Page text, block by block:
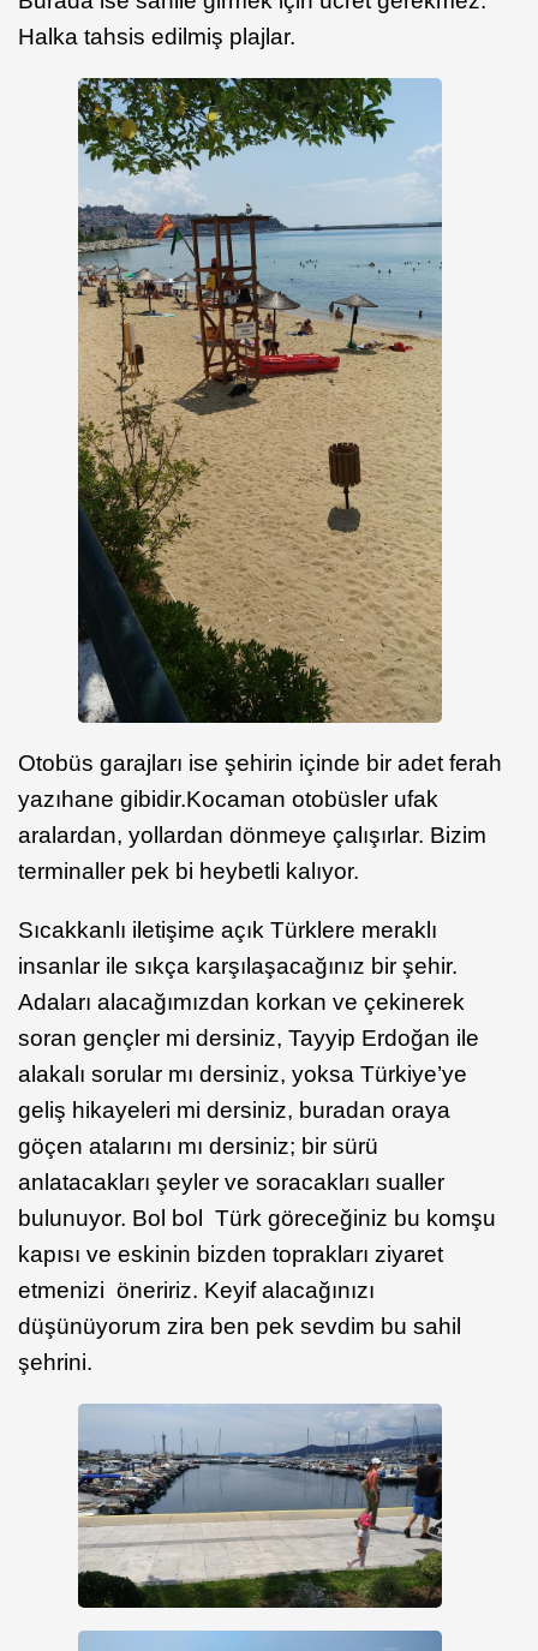
Halka tahsis edilmiş plajlar.
Otobüs garajları ise şehirin içinde bir adet ferah
yazıhane gibidir.Kocaman otobüsler ufak
aralardan, yollardan dönmeye çalışırlar. Bizim
terminaller pek bi heybetli kalıyor.
Sıcakkanlı iletişime açık Türklere meraklı
insanlar ile sıkça karşılaşacağınız bir şehir.
Adaları alacağımızdan korkan ve çekinerek
soran gençler mi dersiniz, Tayyip Erdoğan ile
alakalı sorular mı dersiniz, yoksa Türkiye’ye
geliş hikayeleri mi dersiniz, buradan oraya
göçen atalarını mı dersiniz; bir sürü
anlatacakları şeyler ve soracakları sualler
bulunuyor. Bol bol Türk göreceğiniz bu komşu
kapısı ve eskinin bizden toprakları ziyaret
etmenizi öneririz. Keyif alacağınızı
düşünüyorum zira ben pek sevdim bu sahil
şehrini.